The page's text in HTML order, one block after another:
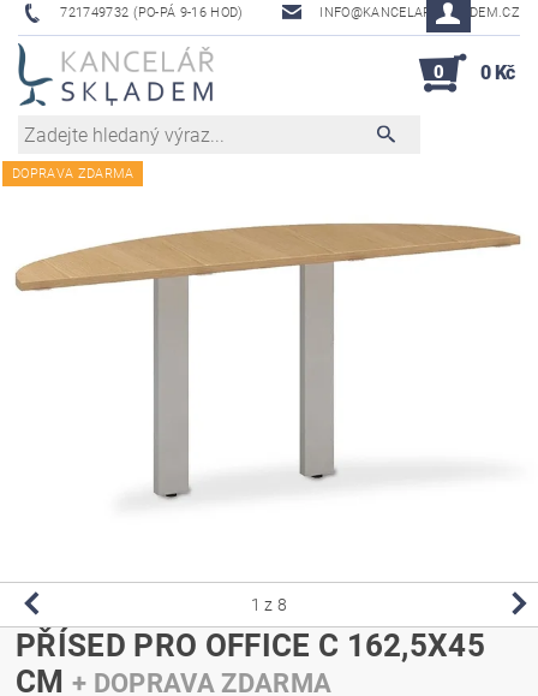
721749732 (PO-PÁ 9-16 HOD) INFO@KANCELAR-SKLADEM.CZ
0 0 Kč
DOPRAVA ZDARMA
1 z 8
PŘÍSED PRO OFFICE C 162,5X45
CM+ DOPRAVA ZDARMA